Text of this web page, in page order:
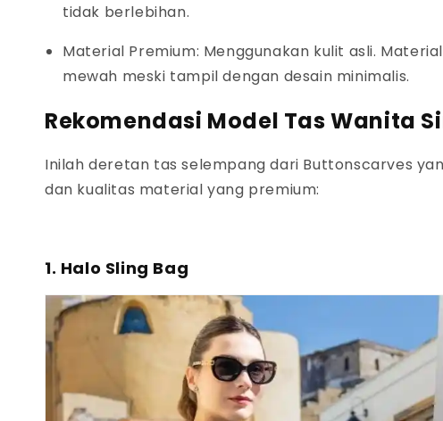
tidak berlebihan.
Material Premium: Menggunakan kulit asli.
mewah meski tampil dengan desain minimalis.
Rekomendasi Model Tas Wanita
Inilah deretan tas selempang dari Buttonscarves
dan kualitas material yang premium:
1. Halo Sling Bag